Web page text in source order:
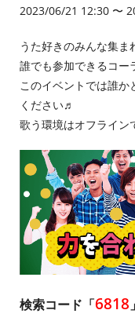
2023/06/21 12:30 〜
うた好きのみんな集ま
誰でも参加できるコー
このイベントでは誰
ください♬
歌う環境はオフライン
検索コード「6818 」